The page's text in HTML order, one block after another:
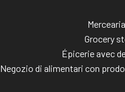
Grocery
Épicerie avec
Negozio di alimentari con